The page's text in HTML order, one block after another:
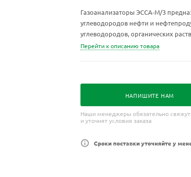
Газоанализаторы ЭССА-М/3
углеводородов нефти и
углеводородов, органических
компонентов в воздухе рабочей
Перейти к описанию товара
НАПИШИТЕ НАМ
Наши менеджеры обязательно
и уточнят условия заказа
Сроки поставки уточняйте у